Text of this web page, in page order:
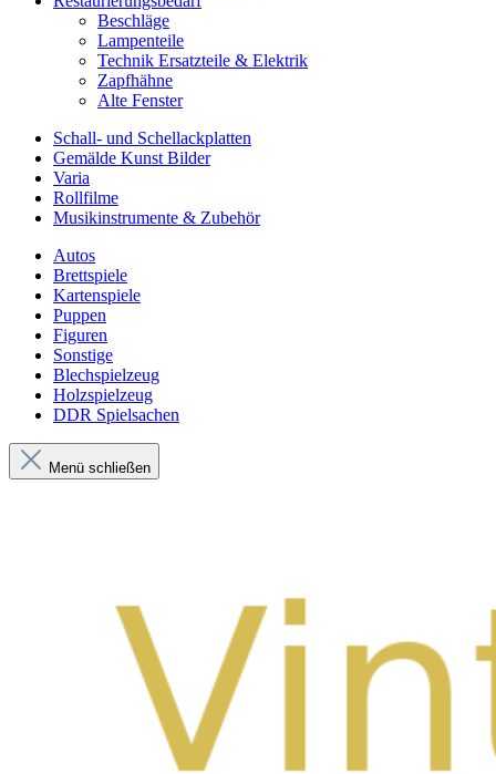
Beschläge
Lampenteile
Technik Ersatzteile & Elektrik
Zapfhähne
Alte Fenster
Schall- und Schellackplatten
Gemälde Kunst Bilder
Varia
Rollfilme
Musikinstrumente & Zubehör
Autos
Brettspiele
Kartenspiele
Puppen
Figuren
Sonstige
Blechspielzeug
Holzspielzeug
DDR Spielsachen
Menü schließen